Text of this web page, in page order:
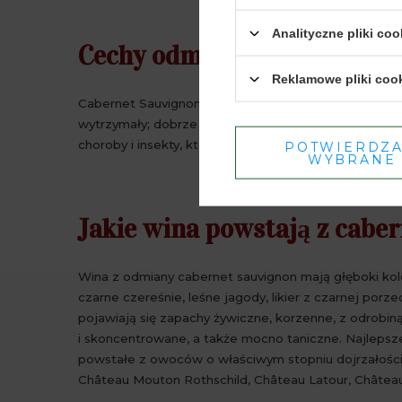
Cechy odmiany
Cabernet Sauvignon ma niewielkie jagody o
wytrzymały; dobrze rośnie niemal wszędzie,
choroby i insekty, które to cechy decydują o jej
Jakie wina powstają z
Wina z odmiany cabernet sauvignon mają głęboki
czarne czereśnie, leśne jagody, likier z czarnej
pojawiają się zapachy żywiczne, korzenne, z
i skoncentrowane, a także mocno taniczne.
powstałe z owoców o właściwym stopniu
Château Mouton Rothschild, Château Latour,
Analityczne pliki
Reklamowe pliki
WYBRANE